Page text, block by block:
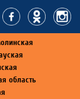
область